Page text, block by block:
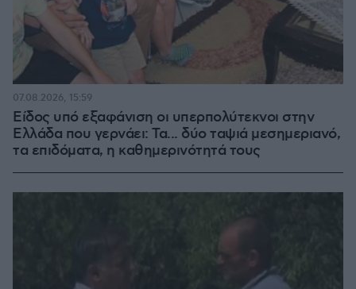
Είδος υπό εξαφάνιση οι υπερπολύτεκνοι στην
Ελλάδα που γερνάει: Τα... δύο ταψιά μεσημεριανό,
τα επιδόματα, η καθημερινότητά τους
07.08.2026, 15:59